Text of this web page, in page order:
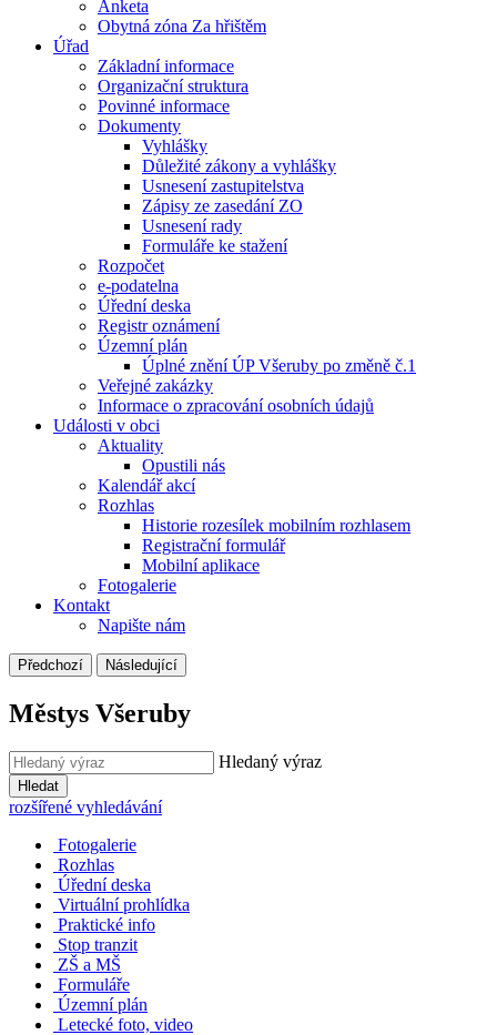
Anketa
Obytná zóna Za hřištěm
Úřad
Základní informace
Organizační struktura
Povinné informace
Dokumenty
Vyhlášky
Důležité zákony a vyhlášky
Usnesení zastupitelstva
Zápisy ze zasedání ZO
Usnesení rady
Formuláře ke stažení
Rozpočet
e-podatelna
Úřední deska
Registr oznámení
Územní plán
Úplné znění ÚP Všeruby po změně č.1
Veřejné zakázky
Informace o zpracování osobních údajů
Události v obci
Aktuality
Opustili nás
Kalendář akcí
Rozhlas
Historie rozesílek mobilním rozhlasem
Registrační formulář
Mobilní aplikace
Fotogalerie
Kontakt
Napište nám
Předchozí Následující
Městys Všeruby
Hledaný výraz
Hledat
rozšířené vyhledávání
Fotogalerie
Rozhlas
Úřední deska
Virtuální prohlídka
Praktické info
Stop tranzit
ZŠ a MŠ
Formuláře
Územní plán
Letecké foto, video